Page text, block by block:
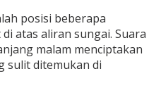
posisi beberapa
atas aliran sungai. Suara
malam menciptakan
sulit ditemukan di